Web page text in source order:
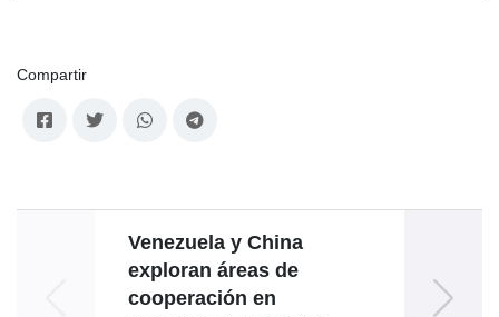
Compartir
Venezuela y China
exploran áreas de
cooperación en